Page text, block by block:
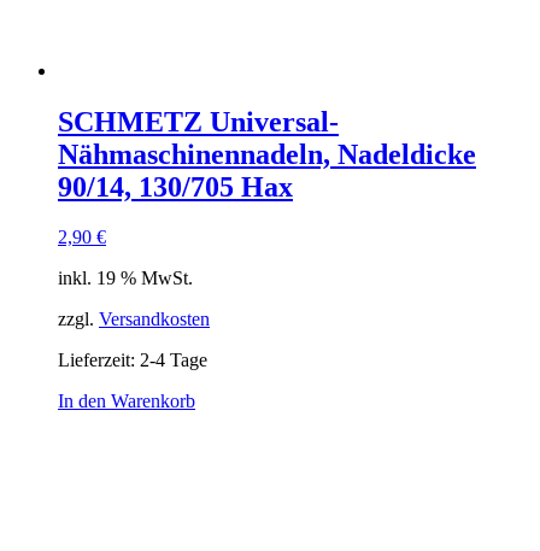
SCHMETZ Universal-
Nähmaschinennadeln, Nadeldicke
90/14, 130/705 Hax
2,90 €
inkl. 19 % MwSt.
zzgl. Versandkosten
Lieferzeit: 2-4 Tage
In den Warenkorb